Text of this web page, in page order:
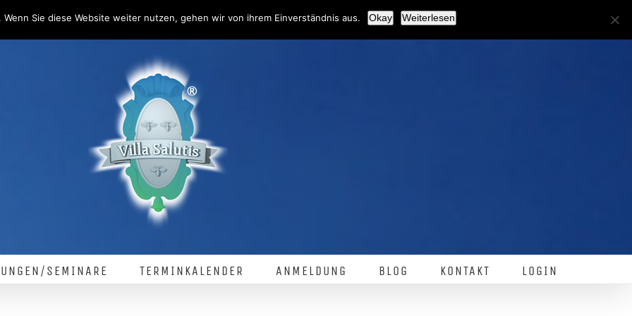
Facebook
SEMINARE TERMINKALENDER ANMELDUNG BLOG KONTAKT LOGIN
Sie diese Website weiter nutzen, gehen wir von ihrem Einverständnis aus. Okay Weiterlesen